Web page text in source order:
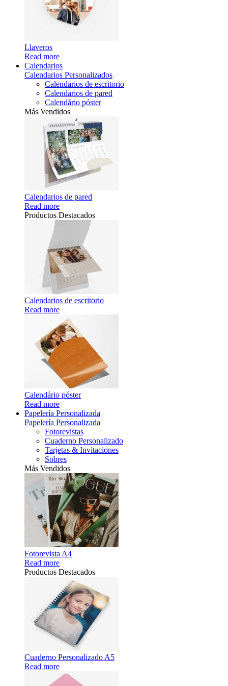
Llaveros
Read more
Calendarios
Calendarios Personalizados
Calendarios de escritorio
Calendarios de pared
Calendário póster
Más Vendidos
Calendarios de pared
Read more
Productos Destacados
Calendarios de escritorio
Read more
Calendário póster
Read more
Papelería Personalizada
Papelería Personalizada
Fotorevistas
Cuaderno Personalizado
Tarjetas & Invitaciones
Sobres
Más Vendidos
Fotorevista A4
Read more
Productos Destacados
Cuaderno Personalizado A5
Read more